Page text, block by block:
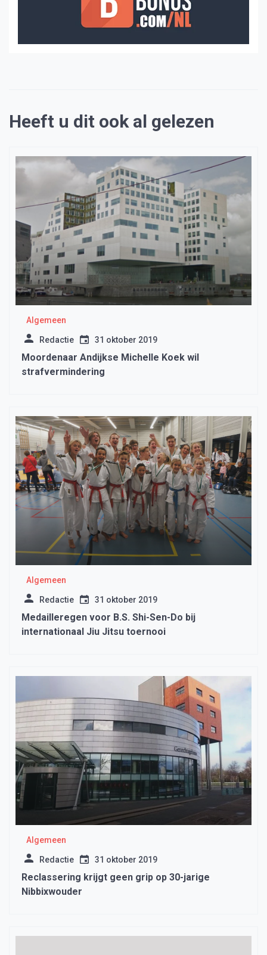
Heeft u dit ook al gelezen
Algemeen
Redactie 31 oktober 2019
Moordenaar Andijkse Michelle Koek wil
strafvermindering
Algemeen
Redactie 31 oktober 2019
Medailleregen voor B.S. Shi-Sen-Do bij
internationaal Jiu Jitsu toernooi
Algemeen
Redactie 31 oktober 2019
Reclassering krijgt geen grip op 30-jarige
Nibbixwouder